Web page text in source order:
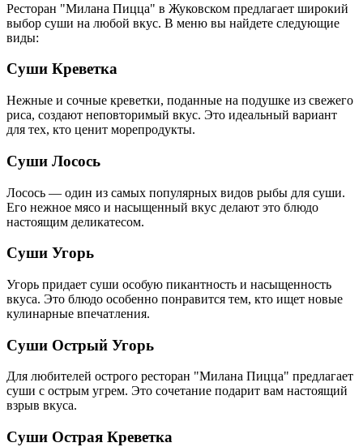
Ресторан "Милана Пицца" в Жуковском предлагает широкий
выбор суши на любой вкус. В меню вы найдете следующие
виды:
Суши Креветка
Нежные и сочные креветки, поданные на подушке из свежего
риса, создают неповторимый вкус. Это идеальный вариант
для тех, кто ценит морепродукты.
Суши Лосось
Лосось — один из самых популярных видов рыбы для суши.
Его нежное мясо и насыщенный вкус делают это блюдо
настоящим деликатесом.
Суши Угорь
Угорь придает суши особую пикантность и насыщенность
вкуса. Это блюдо особенно понравится тем, кто ищет новые
кулинарные впечатления.
Суши Острый Угорь
Для любителей острого ресторан "Милана Пицца" предлагает
суши с острым угрем. Это сочетание подарит вам настоящий
взрыв вкуса.
Суши Острая Креветка